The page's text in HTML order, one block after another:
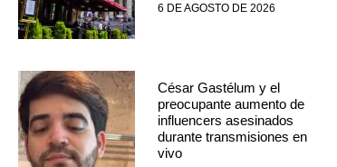
6 DE AGOSTO DE 2026
César Gastélum y el
preocupante aumento de
influencers asesinados
durante transmisiones en
vivo